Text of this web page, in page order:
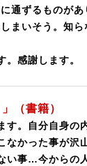
通ずるものがあ
まいそう。知ら
感謝します。
（書籍）
す。自分自身の
なかった事が沢
い事…今からの